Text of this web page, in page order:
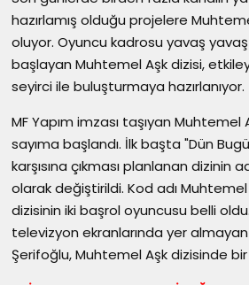
hazırlamış olduğu projelere
oluyor. Oyuncu kadrosu yavaş
başlayan Muhtemel Aşk dizisi,
seyirci ile buluşturmaya hazırlanıyor.
MF Yapım imzası taşıyan Muhtemel
sayıma başlandı. İlk başta "Dün
karşısına çıkması planlanan dizinin
olarak değiştirildi. Kod adı Muhtemel
dizisinin iki başrol oyuncusu belli
televizyon ekranlarında yer almayan
Şerifoğlu, Muhtemel Aşk dizisinde